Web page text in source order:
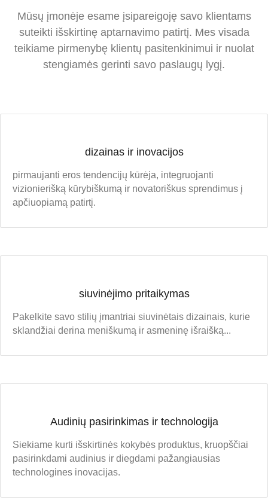
Mūsų įmonėje esame įsipareigoję savo klientams
suteikti išskirtinę aptarnavimo patirtį. Mes visada
teikiame pirmenybę klientų pasitenkinimui ir nuolat
stengiamės gerinti savo paslaugų lygį.
dizainas ir inovacijos
pirmaujanti eros tendencijų kūrėja, integruojanti
vizionierišką kūrybiškumą ir novatoriškus sprendimus į
apčiuopiamą patirtį.
siuvinėjimo pritaikymas
Pakelkite savo stilių įmantriai siuvinėtais dizainais, kurie
sklandžiai derina meniškumą ir asmeninę išraišką...
Audinių pasirinkimas ir technologija
Siekiame kurti išskirtinės kokybės produktus, kruopščiai
pasirinkdami audinius ir diegdami pažangiausias
technologines inovacijas.